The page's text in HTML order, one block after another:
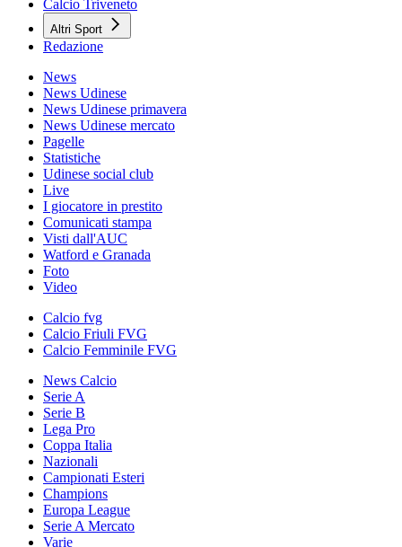
Calcio Triveneto
Altri Sport
Redazione
News
News Udinese
News Udinese primavera
News Udinese mercato
Pagelle
Statistiche
Udinese social club
Live
I giocatore in prestito
Comunicati stampa
Visti dall'AUC
Watford e Granada
Foto
Video
Calcio fvg
Calcio Friuli FVG
Calcio Femminile FVG
News Calcio
Serie A
Serie B
Lega Pro
Coppa Italia
Nazionali
Campionati Esteri
Champions
Europa League
Serie A Mercato
Varie